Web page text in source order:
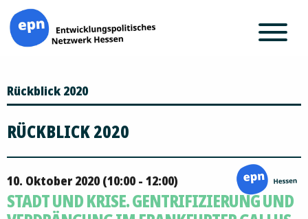
Inhalt
springen
Rückblick 2020
RÜCKBLICK 2020
10. Oktober 2020 (10:00 - 12:00)
STADT UND KRISE. GENTRIFIZIERUNG UND